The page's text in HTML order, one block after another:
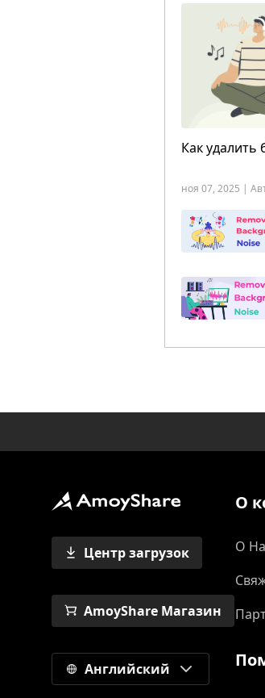
Как
ноя 07, 2025 |
Центр загрузок
AmoyShare Магазин
Английский
O
О